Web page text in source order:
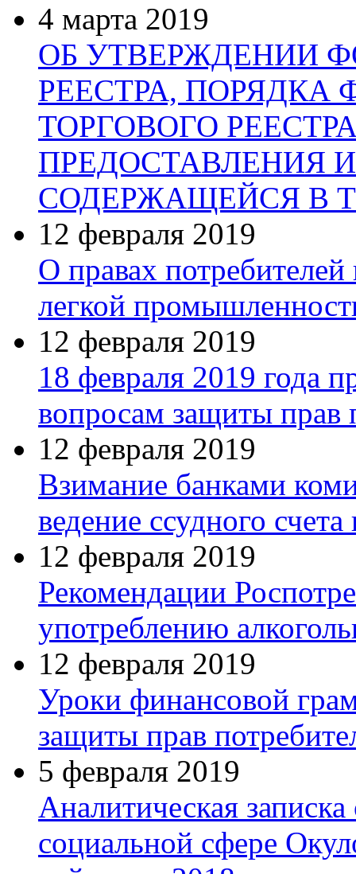
4 марта 2019
ОБ УТВЕРЖДЕНИИ
РЕЕСТРА,
ТОРГОВОГО
ПРЕДОСТАВЛЕНИЯ
СОДЕРЖАЩЕЙСЯ В
12 февраля 2019
О правах
легкой
12 февраля 2019
18 февраля 2019 года
вопросам защиты прав
12 февраля 2019
Взимание банками
ведение ссудного
12 февраля 2019
Рекомендации
употреблению
12 февраля 2019
Уроки финансовой
защиты прав
5 февраля 2019
Аналитическая
социальной сфере